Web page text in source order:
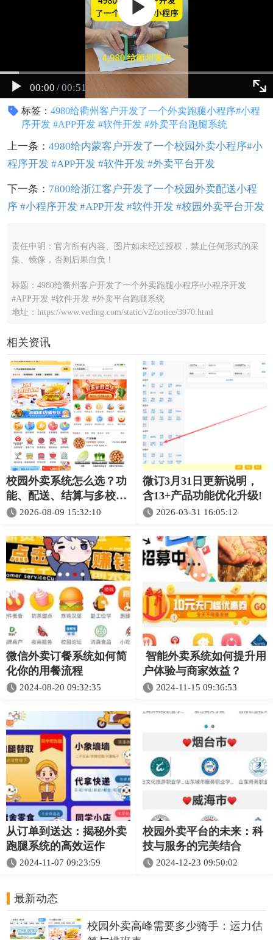
00:00 /00:51
标签：4980给衢州客户开发了一个外卖跑腿小程序#小程
序开发 #APP开发 #软件开发 #外卖平台跑腿系统
上一条： 4980给内蒙客户开发了一个校园外卖小程序#小
程序开发 #APP开发 #软件开发 #外卖平台开发
下一条： 7800给浙江客户开发了一个校园外卖配送小程
序 #小程序开发 #APP开发 #软件开发 #校园外卖平台开发
责任申明：官方所有内容、图片如未经过授权，禁止任何形式的采
集、镜像，否则后果自负！
标题：4980给衢州客户开发了一个外卖跑腿小程序#小程序开发
#APP开发 #软件开发 #外卖平台跑腿系统
地址：https://www.veding.com/static/v2/notice/3970.html
相关资讯
校园外卖系统怎么选？功
能、配送、结算与多校区
选型指南
2026-08-09 15:32:10
微订3月31日更新说明，
含13+产品功能优化升级!
2026-03-31 16:05:12
微信外卖订餐系统如何简
化你的用餐流程
2024-08-20 09:32:35
智能外卖系统如何提升用
户体验与商家效益？
2024-11-15 09:36:53
从订单到送达：揭秘外卖
跑腿系统的高效运作
2024-11-07 09:23:59
校园外卖平台的未来：科
技与服务的完美结合
2024-12-23 09:50:02
最新动态
校园外卖高峰需要多少骑手：运力估